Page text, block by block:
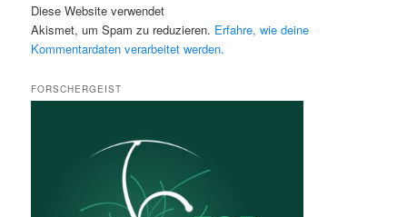
Diese Website verwendet
Akismet, um Spam zu reduzieren. Erfahre, wie deine
Kommentardaten verarbeitet werden.
FORSCHERGEIST